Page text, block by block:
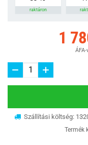
raktáron
1
ÁFA-
Szállítási költség:
Termék